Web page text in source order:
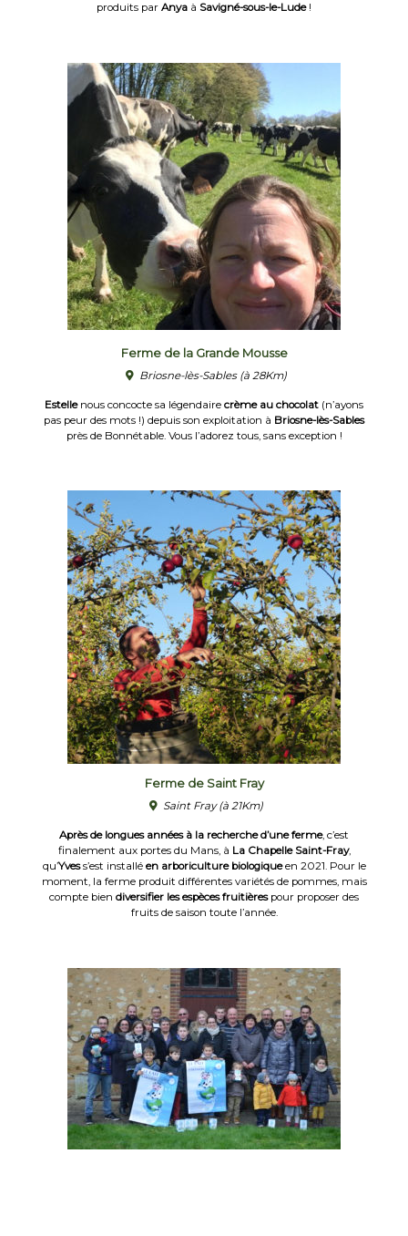
produits par Anya à Savigné-sous-le-Lude!
Ferme de la Grande Mousse
Briosne-lès-Sables(à 28Km)
Estellenous concocte sa légendaire crème au chocolat (n’ayons
pas peur des mots !) depuis son exploitation à Briosne-lès-Sables
près de Bonnétable. Vous l’adorez tous, sans exception !
Ferme de Saint Fray
Saint Fray(à 21Km)
Après de longues années à la recherche d’une ferme, c’est
finalement aux portes du Mans, à La Chapelle Saint-Fray,
qu’Yvess’est installé en arboriculture biologiqueen 2021. Pour le
moment, la ferme produit différentes variétés de pommes, mais
compte bien diversifier les espèces fruitièrespour proposer des
fruits de saison toute l’année.